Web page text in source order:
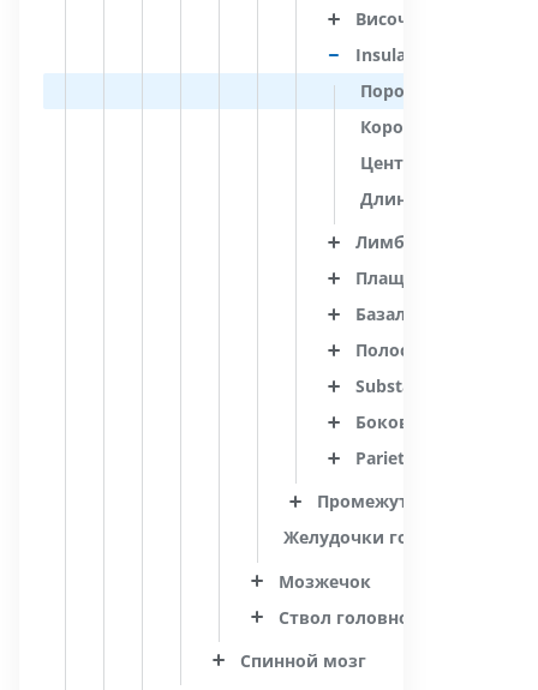
Височная доля
Insula
Порог островка
Короткие
Центральная
Длинная извилина
Лимбическая доля
Плащ
Базальная часть
Полосатое тело
Substantia alba
Боковой желудочек
Parietes ventriculi
Промежуточный мозг
Желудочки головного мозга
Мозжечок
Ствол головного мозга
Спинной мозг